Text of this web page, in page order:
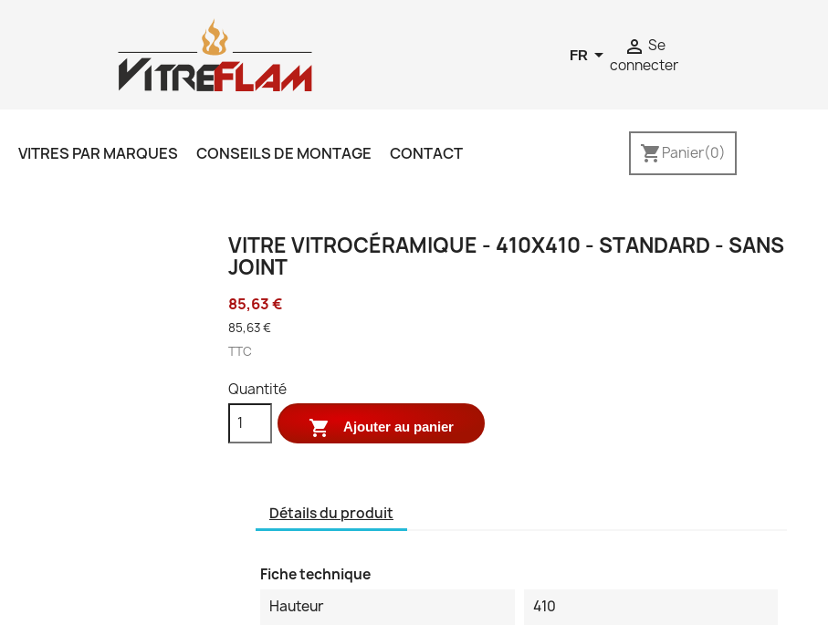
FR   Se
connecter
shopping_cartPanier(0)
VITRES PAR MARQUES CONSEILS DE MONTAGE CONTACT
VITRE VITROCÉRAMIQUE - 410X410 - STANDARD - SANS
JOINT
85,63 €
85,63 €
TTC
Quantité
 Ajouter au panier
Détails du produit
Fiche technique
Hauteur
410